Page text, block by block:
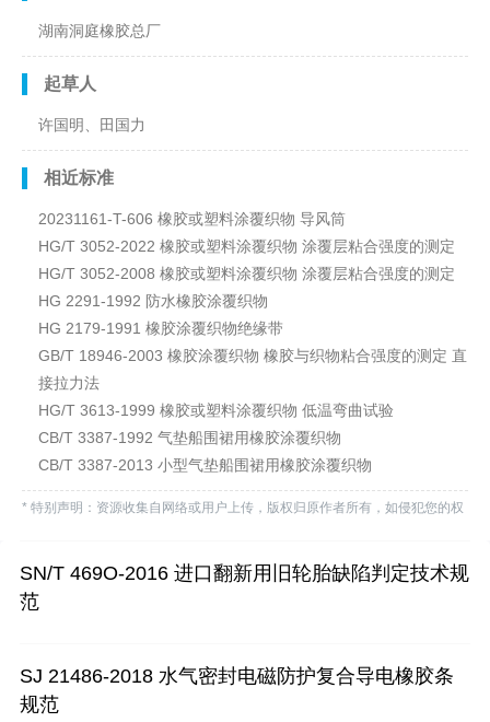
湖南洞庭橡胶总厂
起草人
许国明、田国力
相近标准
20231161-T-606 橡胶或塑料涂覆织物 导风筒
HG/T 3052-2022 橡胶或塑料涂覆织物 涂覆层粘合强度的测定
HG/T 3052-2008 橡胶或塑料涂覆织物 涂覆层粘合强度的测定
HG 2291-1992 防水橡胶涂覆织物
HG 2179-1991 橡胶涂覆织物绝缘带
GB/T 18946-2003 橡胶涂覆织物 橡胶与织物粘合强度的测定 直
接拉力法
HG/T 3613-1999 橡胶或塑料涂覆织物 低温弯曲试验
CB/T 3387-1992 气垫船围裙用橡胶涂覆织物
CB/T 3387-2013 小型气垫船围裙用橡胶涂覆织物
* 特别声明：资源收集自网络或用户上传，版权归原作者所有，如侵犯您的权
SN/T 469O-2016 进口翻新用旧轮胎缺陷判定技术规
范
SJ 21486-2018 水气密封电磁防护复合导电橡胶条
规范